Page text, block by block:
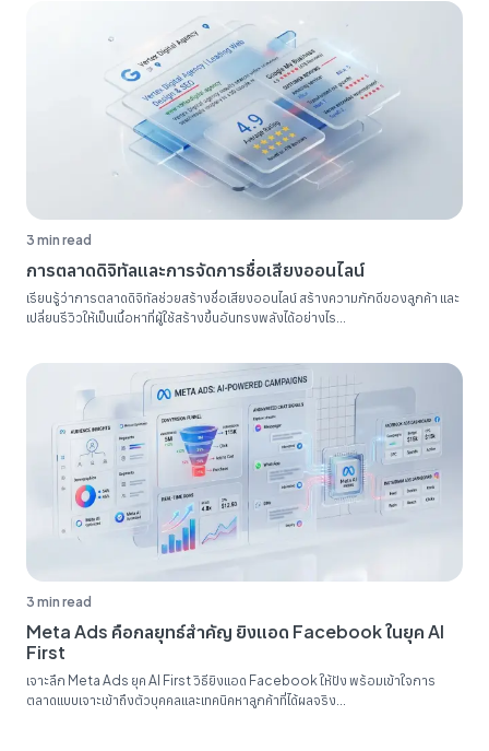
3 min read
การตลาดดิจิทัลและการจัดการชื่อเสียงออนไลน์
เรียนรู้ว่าการตลาดดิจิทัลช่วยสร้างชื่อเสียงออนไลน์ สร้างความภักดีของลูกค้า และ
เปลี่ยนรีวิวให้เป็นเนื้อหาที่ผู้ใช้สร้างขึ้นอันทรงพลังได้อย่างไร...
3 min read
Meta Ads คือกลยุทธ์สำคัญ ยิงแอด Facebook ในยุค AI
First
เจาะลึก Meta Ads ยุค AI First วิธียิงแอด Facebook ให้ปัง พร้อมเข้าใจการ
ตลาดแบบเจาะเข้าถึงตัวบุคคลและเทคนิคหาลูกค้าที่ได้ผลจริง...